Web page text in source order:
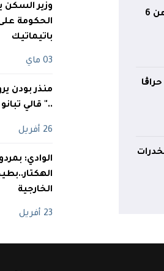
تبسة.. الدرك الوطني يوقف مشتبهًا فيه ويحجز أكثر من 6
وزير
باتيماتيك
03 ماي
منذر بودن
.." قالي
26 أفريل
الخارجية
23 أفريل